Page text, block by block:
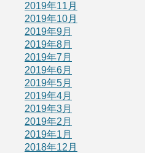
2019年11月
2019年10月
2019年9月
2019年8月
2019年7月
2019年6月
2019年5月
2019年4月
2019年3月
2019年2月
2019年1月
2018年12月